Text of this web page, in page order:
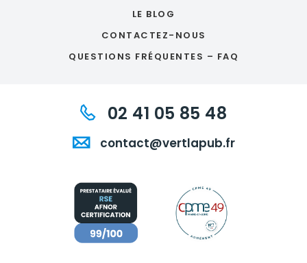
LE BLOG
CONTACTEZ-NOUS
QUESTIONS FRÉQUENTES – FAQ
02 41 05 85 48
contact@vertlapub.fr